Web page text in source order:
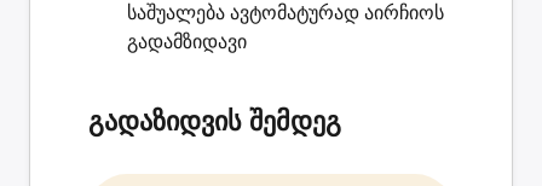
საშუალება ავტომატურად აირჩიოს
გადამზიდავი
გადაზიდვის შემდეგ